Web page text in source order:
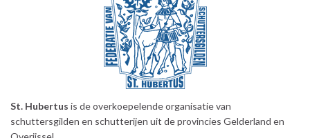
St. Hubertus is de overkoepelende organisatie van
schuttersgilden en schutterijen uit de provincies Gelderland en